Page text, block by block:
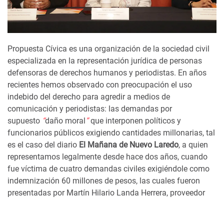
Propuesta Cívica es una organización de la sociedad civil
especializada en la representación jurídica de personas
defensoras de derechos humanos y periodistas. En años
recientes hemos observado con preocupación el uso
indebido del derecho para agredir a medios de
comunicación y periodistas: las demandas por
supuesto “daño moral ” que interponen políticos y
funcionarios públicos exigiendo cantidades millonarias, tal
es el caso del diario El Mañana de Nuevo Laredo, a quien
representamos legalmente desde hace dos años, cuando
fue víctima de cuatro demandas civiles exigiéndole como
indemnización 60 millones de pesos, las cuales fueron
presentadas por Martín Hilario Landa Herrera, proveedor